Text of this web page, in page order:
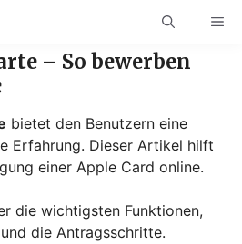
– So bewerben
bietet den Benutzern eine
Erfahrung. Dieser Artikel hilft
einer Apple Card online.
die wichtigsten Funktionen,
die Antragsschritte.